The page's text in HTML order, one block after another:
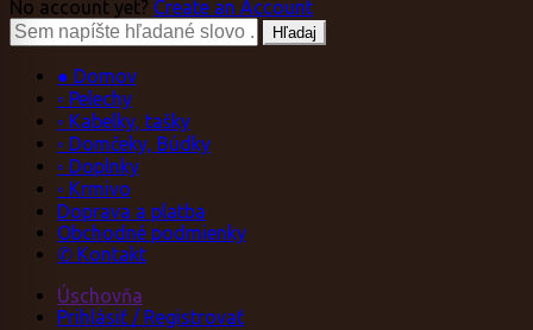
No account yet? Create an Account
Vyhľadávanie:
Hľadaj
● Domov
◦ Pelechy
◦ Kabelky, tašky
◦ Domčeky, Búdky
◦ Doplnky
◦ Krmivo
Doprava a platba
Obchodné podmienky
✆ Kontakt
Úschovňa
Prihlásiť / Registrovať